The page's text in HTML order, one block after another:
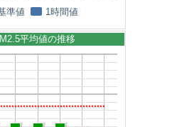
準値 1時間値
平均値の推移